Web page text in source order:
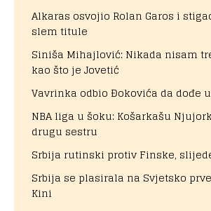
Alkaras osvojio Rolan Garos i
slem titule
Siniša Mihajlović: Nikada nisam
kao što je Jovetić
Vavrinka odbio Đokovića da dođe
NBA liga u šoku: Košarkašu
drugu sestru
Srbija rutinski protiv Finske,
Srbija se plasirala na Svjetsko
Kini